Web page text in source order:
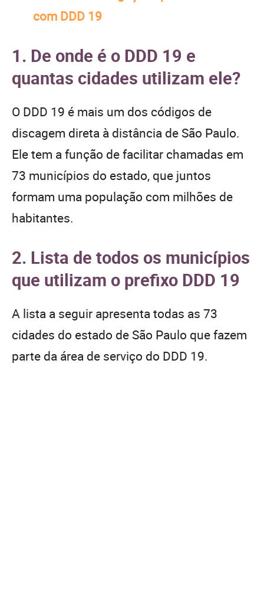
com DDD 19
1. De onde é o DDD 19 e
quantas cidades utilizam ele?
O DDD 19 é mais um dos códigos de
discagem direta à distância de São Paulo.
Ele tem a função de facilitar chamadas em
73 municípios do estado, que juntos
formam uma população com milhões de
habitantes.
2. Lista de todos os municípios
que utilizam o prefixo DDD 19
A lista a seguir apresenta todas as 73
cidades do estado de São Paulo que fazem
parte da área de serviço do DDD 19.